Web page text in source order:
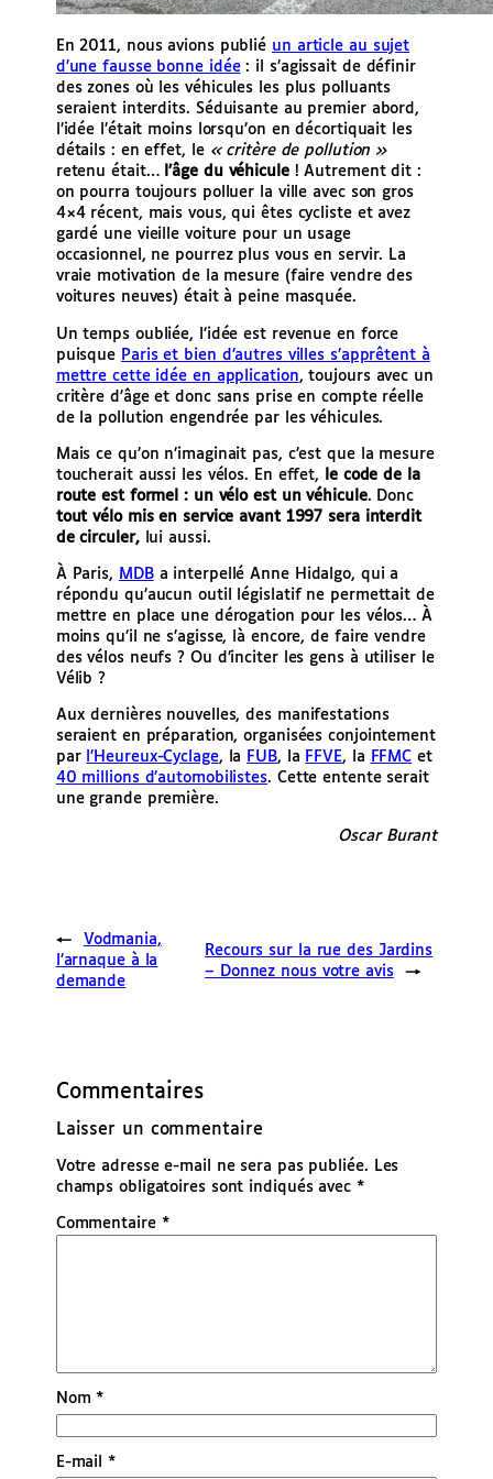
En 2011, nous avions publié un article au sujet
d’une fausse bonne idée: il s’agissait de définir
des zones où les véhicules les plus polluants
seraient interdits. Séduisante au premier abord,
l’idée l’était moins lorsqu’on en décortiquait les
détails : en effet, le « critère de pollution »
retenu était… l’âge du véhicule! Autrement dit :
on pourra toujours polluer la ville avec son gros
4×4 récent, mais vous, qui êtes cycliste et avez
gardé une vieille voiture pour un usage
occasionnel, ne pourrez plus vous en servir. La
vraie motivation de la mesure (faire vendre des
voitures neuves) était à peine masquée.
Un temps oubliée, l’idée est revenue en force
puisque Paris et bien d’autres villes s’apprêtent à
mettre cette idée en application, toujours avec un
critère d’âge et donc sans prise en compte réelle
de la pollution engendrée par les véhicules.
Mais ce qu’on n’imaginait pas, c’est que la mesure
toucherait aussi les vélos. En effet,
le code de la
route est formel : un vélo est un véhicule. Donc
tout vélo mis en service avant 1997 sera interdit
de circuler,lui aussi.
À Paris, MDBa interpellé Anne Hidalgo, qui a
répondu qu’aucun outil législatif ne permettait de
mettre en place une dérogation pour les vélos… À
moins qu’il ne s’agisse, là encore, de faire vendre
des vélos neufs ? Ou d’inciter les gens à utiliser le
Vélib ?
Aux dernières nouvelles, des manifestations
seraient en préparation, organisées conjointement
par l’Heureux-Cyclage, la FUB, la FFVE, la FFMC et
40 millions d’automobilistes. Cette entente serait
une grande première.
Oscar Burant
←
Vodmania,
l’arnaque à la
demande
Recours sur la rue des Jardins
– Donnez nous votre avis
→
Commentaires
Laisser un commentaire
Votre adresse e-mail ne sera pas publiée.
Les
champs obligatoires sont indiqués avec *
Commentaire *
Nom*
E-mail*